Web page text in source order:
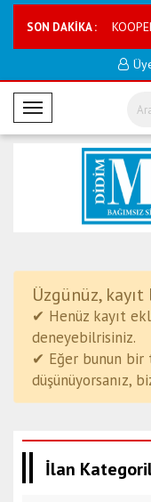
SON DAKİKA :
YAPACAK
M
o
ü
Üzgünüz,
✔ Henüz kayıt
deneyebilrisiniz.
✔ Eğer bunun bir
düşünüyorsanız,
İlan